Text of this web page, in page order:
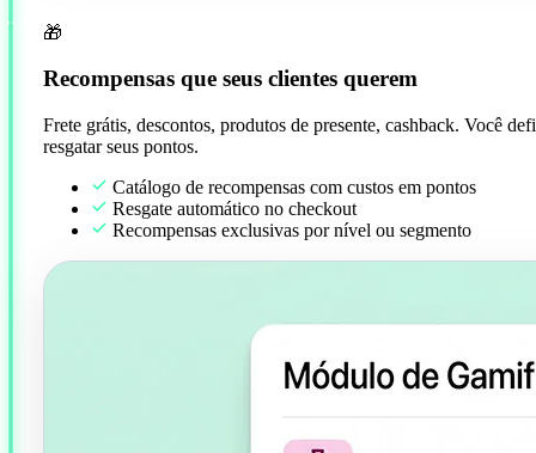
🎁
Recompensas que seus clientes querem
Frete grátis, descontos, produtos de presente, cashback. Você
resgatar seus pontos.
Catálogo de recompensas com custos em pontos
Resgate automático no checkout
Recompensas exclusivas por nível ou segmento